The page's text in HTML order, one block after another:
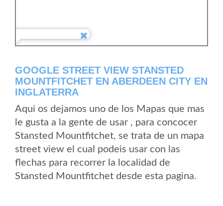
GOOGLE STREET VIEW STANSTED
MOUNTFITCHET EN ABERDEEN CITY EN
INGLATERRA
Aqui os dejamos uno de los Mapas que mas
le gusta a la gente de usar , para concocer
Stansted Mountfitchet, se trata de un mapa
street view el cual podeis usar con las
flechas para recorrer la localidad de
Stansted Mountfitchet desde esta pagina.